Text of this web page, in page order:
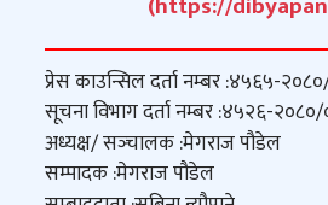
प्रेस काउन्सिल दर्ता नम्बर :४५६५-
सूचना विभाग दर्ता नम्बर :४५२६-२०८०/
अध्यक्ष/ सञ्‍चालक :मेगराज पौडेल
सम्पादक :मेगराज पौडेल